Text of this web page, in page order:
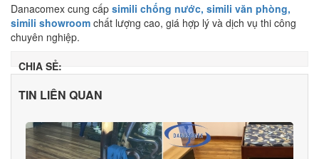
Danacomex cung cấp simili chống nước, simili văn phòng,
simili showroom chất lượng cao, giá hợp lý và dịch vụ thi công
chuyên nghiệp.
CHIA SẺ:
TIN LIÊN QUAN